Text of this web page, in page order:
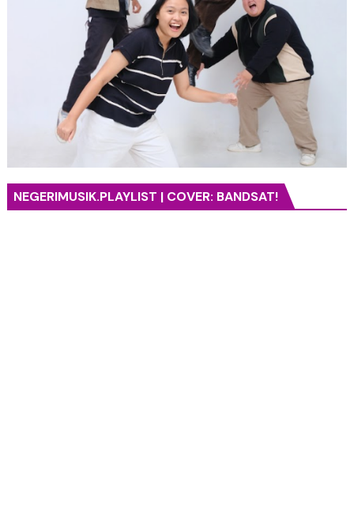
NEGERIMUSIK.PLAYLIST | COVER: BANDSAT!